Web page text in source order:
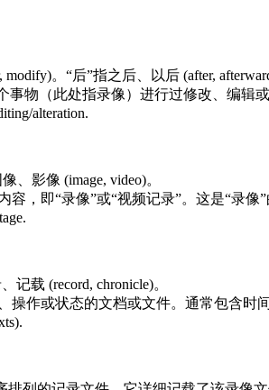
。“后”指之后、以后 (after,
物（此处指录像）进行过修改、编辑
alteration.
、影像 (image, video)。
，即“录像”或“视频记录”。这是“录像
记载 (record, chronicle)。
作或状态的文档或文件。通常包含时